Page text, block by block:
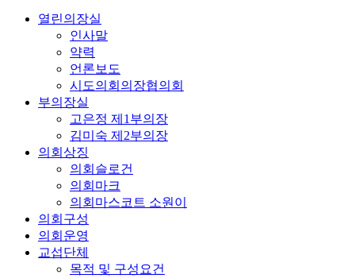
열린의장실
인사말
약력
언론보도
시도의회의장협의회
부의장실
고은정 제1부의장
김미숙 제2부의장
의회상징
의회슬로건
의회마크
의회마스코트 소원이
의회구성
의회운영
교섭단체
목적 및 구성요건